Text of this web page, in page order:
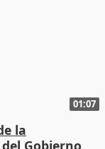
01:07
la
Gobierno